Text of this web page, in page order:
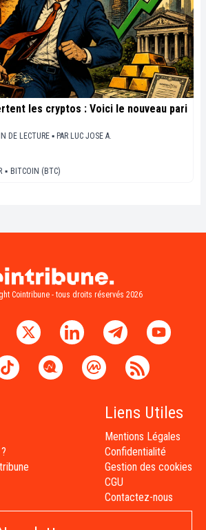
les cryptos : Voici le nouveau pari
DE LECTURE ▪ PAR LUC JOSE A.
▪ BITCOIN (BTC)
Cointribune - tous droits réservés 2026
Liens Utiles
Mentions Légales
Confidentialité
Gestion des cookies
CGU
Contactez-nous